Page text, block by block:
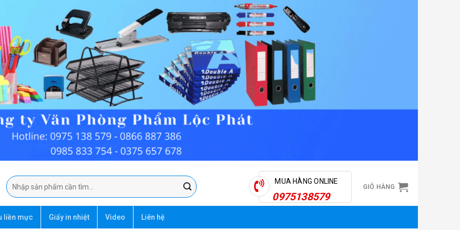
Tìm
kiếm:
MUA HÀNG ONLINE
0975138579
GIỎ HÀNG
liền mực Giấy in nhiệt Video Liên hệ